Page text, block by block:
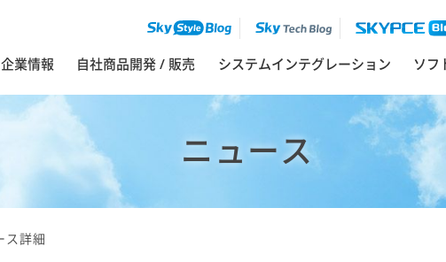
企業情報 自社商品開発 / 販売 システムインテグレーション ソフ
ニュース
ス詳細